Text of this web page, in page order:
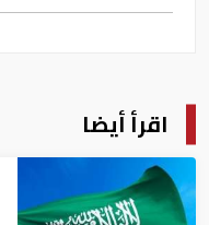
اقرأ أيضا